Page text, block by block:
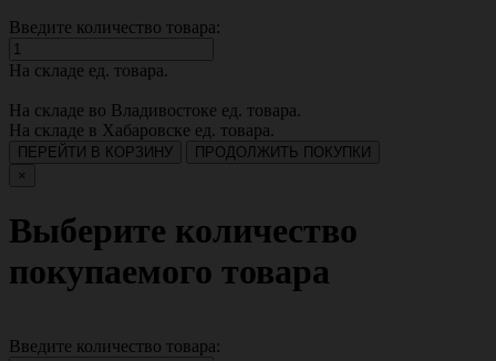
Введите количество товара:
На складе ед. товара.
На складе во Владивостоке ед. товара.
На складе в Хабаровске ед. товара.
ПЕРЕЙТИ В КОРЗИНУ
ПРОДОЛЖИТЬ ПОКУПКИ
×
Выберите количество
покупаемого товара
Введите количество товара: